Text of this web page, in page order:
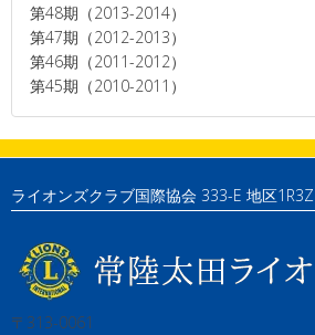
第48期（2013-2014）
第47期（2012-2013）
第46期（2011-2012）
第45期（2010-2011）
ライオンズクラブ国際協会 333-E 地区1R3Z
〒313-0061